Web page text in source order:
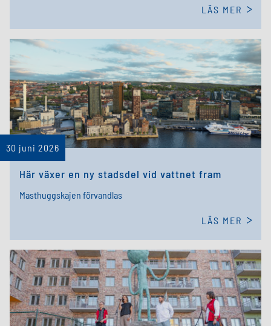
LÄS MER
30 juni 2026
Här växer en ny stadsdel vid vattnet fram
Masthuggskajen förvandlas
LÄS MER